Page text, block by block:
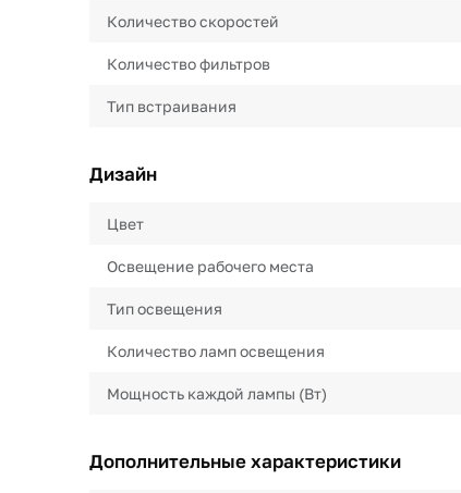
Количество скоростей
Количество фильтров
Тип встраивания
Дизайн
Цвет
Освещение рабочего места
Тип освещения
Количество ламп освещения
Мощность каждой лампы (Вт)
Дополнительные характеристики